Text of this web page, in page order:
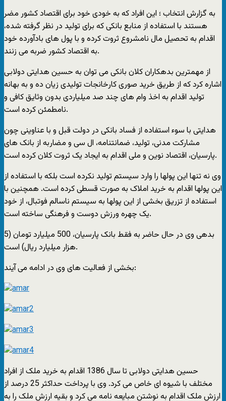
به گزارش انتخاب ؛ این افراد که به خودی خود برای اقتصاد کشور مضر
هستند با استفاده از منابع بانکی که برای تولید در نظر گرفته شده،
اقدام به تحصیل مال نامشروع ثروت کرده و با پول های بادآورده خود
به اقتصاد کشور ضربه می زنند.
از مهمترین بدهکاران کلان بانکی می توان به حسین هدایتی دولابی
اشاره کرد که از طریق خرید صوری کارخانجات تولیدی زیان ده و به بهانه
تولید اقدام به اخذ وام های چند صد میلیاردی بدون وثایق کافی و
نامطمئن کرده است.
هدایتی با سوء استفاده از فساد بانکی در دولت قبل و با عناوینی چون
مشارکت مدنی، تولید، ضمانتنامه، ال سی و مضاربه از بانک های
پارسیان، اقتصاد نوین و ملی اقدام به ایجاد یک ثروت کلان کرده است.
وی نه تنها این پولها را وارد سیستم تولید نکرده است بلکه با استفاده از
این پولها اقدام به خرید املاک به صورت قسطی کرده است. همچنین با
استفاده از تزریق بخشی از این پولها به سیستم ناسالم فوتبال، از خود
یک چهره ورزش دوست و فرهنگی ساخته است.
بدهی وی در حال حاضر به فقط بانک پارسیان، 500 میلیارد تومان (5
هزار میلیارد ریال) است.
بخشی از فعالیت های وی در ادامه می آیند:
حسین هدایتی دولابی تا سال 1386 اقدام به خرید ملک از افراد
مختلف با شیوه ای خاص می کرد. وی با پرداخت حداکثر 25 درصد از
ارزش ملک اقدام به نوشتن مبایعه نامه می کرد و بقیه ارزش ملک را به